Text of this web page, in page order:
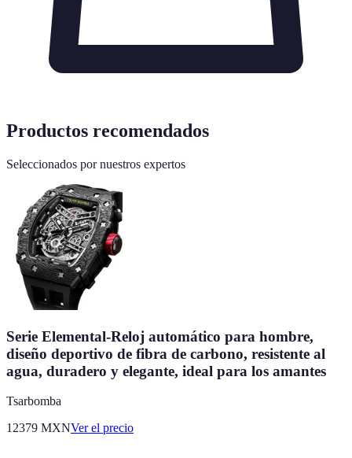
Productos recomendados
Seleccionados por nuestros expertos
Serie Elemental-Reloj automático para hombre,
diseño deportivo de fibra de carbono, resistente al
agua, duradero y elegante, ideal para los amantes
Tsarbomba
12379 MXNVer el precio